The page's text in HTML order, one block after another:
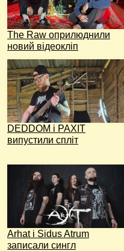
The Raw оприлюднили
новий відеокліп
DEDDOM і PAXIT
випустили спліт
Arhat і Sidus Atrum
записали сингл